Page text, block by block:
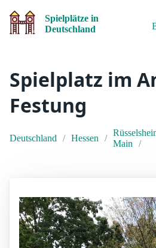
Spielplätze in
Deutschland
Spielplatz im
Festung
Deutschland Hessen
Main